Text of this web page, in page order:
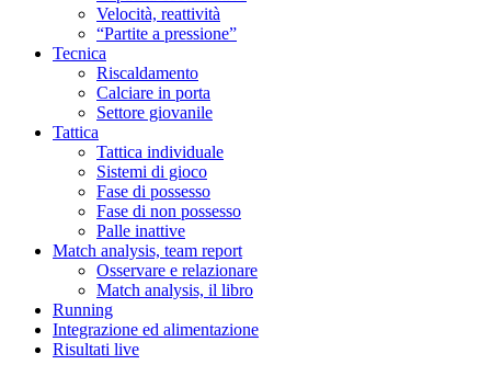
Velocità, reattività
“Partite a pressione”
Tecnica
Riscaldamento
Calciare in porta
Settore giovanile
Tattica
Tattica individuale
Sistemi di gioco
Fase di possesso
Fase di non possesso
Palle inattive
Match analysis, team report
Osservare e relazionare
Match analysis, il libro
Running
Integrazione ed alimentazione
Risultati live